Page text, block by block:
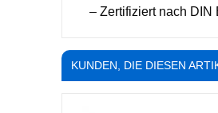
– Zertifiziert nach DIN
KUNDEN, DIE DIESEN